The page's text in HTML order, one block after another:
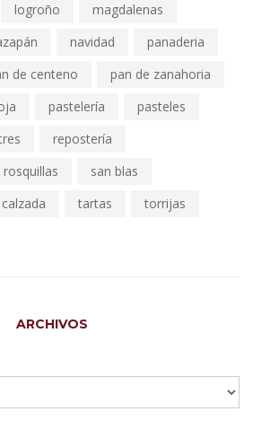
logroño
magdalenas
navidad
panaderia
de centeno
pan de zanahoria
pastelería
pasteles
repostería
rosquillas
san blas
tartas
torrijas
ARCHIVOS